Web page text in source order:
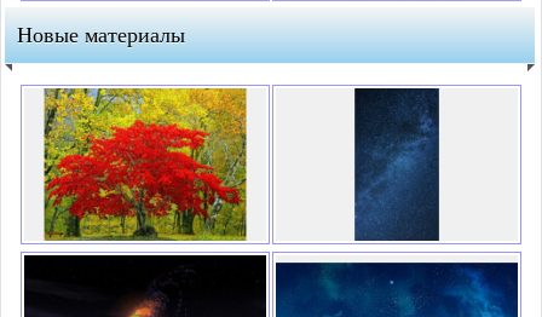
Новые материалы